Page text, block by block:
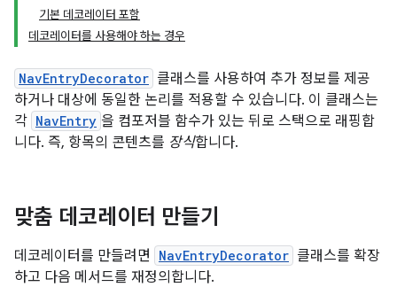
기본 데코레이터 포함
데코레이터를 사용해야 하는 경우
NavEntryDecorator 클래스를 사용하여 추가 정보를 제공
하거나 대상에 동일한 논리를 적용할 수 있습니다. 이 클래스는
각 NavEntry 을 컴포저블 함수가 있는 뒤로 스택으로 래핑합
니다. 즉, 항목의 콘텐츠를 장식합니다.
맞춤 데코레이터 만들기
데코레이터를 만들려면 NavEntryDecorator 클래스를 확장
하고 다음 메서드를 재정의합니다.